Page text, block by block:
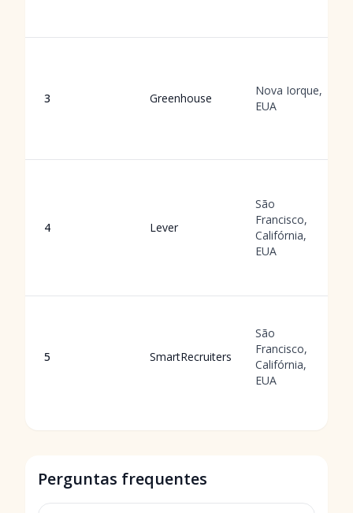
3 Greenhouse
Nova Iorque,
EUA
4 Lever
São
Francisco,
Califórnia,
EUA
5 SmartRecruiters
São
Francisco,
Califórnia,
EUA
Perguntas frequentes